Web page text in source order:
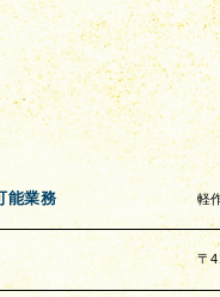
能業務 軽
〒